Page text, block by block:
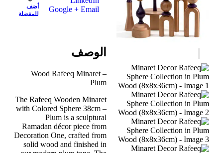
Google + Email
أضف
للمفضلة
الوصف
Wood Rafeeq Minaret –
Plum
The Rafeeq Wooden Minaret
with Colored Sphere 38cm –
Plum is a sculptural
Ramadan décor piece from
Decoration One, crafted from
solid wood and finished in